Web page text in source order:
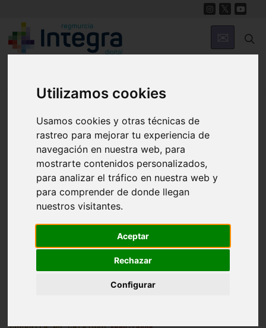
Utilizamos cookies
Usamos cookies y otras técnicas de
rastreo para mejorar tu experiencia de
navegación en nuestra web, para
mostrarte contenidos personalizados,
para analizar el tráfico en nuestra web y
para comprender de donde llegan
nuestros visitantes.
Aceptar
Rechazar
Configurar
Región de Murcia Digital
Fondos documentales |Colecciones de fotografías
Hemeroteca|Cine doméstico
Avanzada